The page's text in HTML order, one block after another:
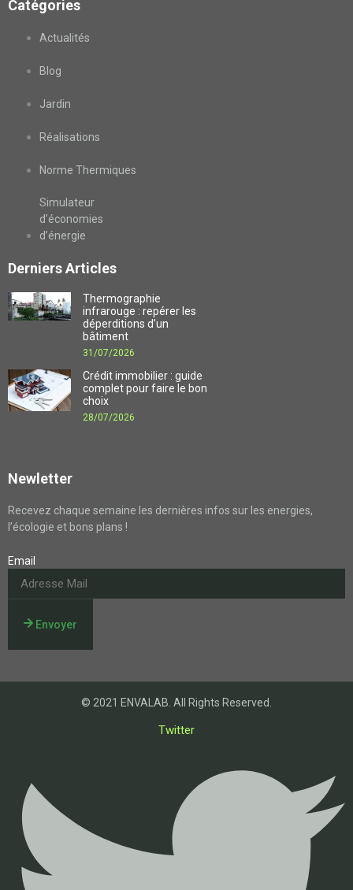
Catégories
Actualités
Blog
Jardin
Réalisations
Norme Thermiques
Simulateur
d’économies
d’énergie
Derniers Articles
Thermographie
infrarouge : repérer les
déperditions d’un
bâtiment
31/07/2026
Crédit immobilier : guide
complet pour faire le bon
choix
28/07/2026
Newletter
Recevez chaque semaine les dernières infos sur les energies,
l’écologie et bons plans !
Email
Envoyer
© 2021 ENVALAB. All Rights Reserved.
Twitter